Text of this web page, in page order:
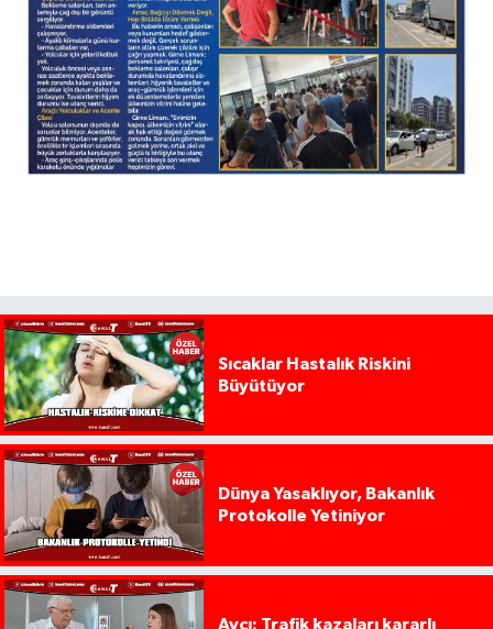
Sıcaklar Hastalık Riskini
Büyütüyor
Dünya Yasaklıyor, Bakanlık
Protokolle Yetiniyor
Avcı: Trafik kazaları kararlı